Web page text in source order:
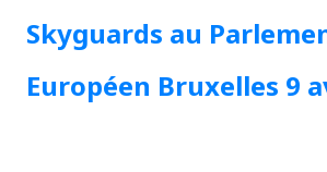
Skyguards au
Européen Bruxelles 9